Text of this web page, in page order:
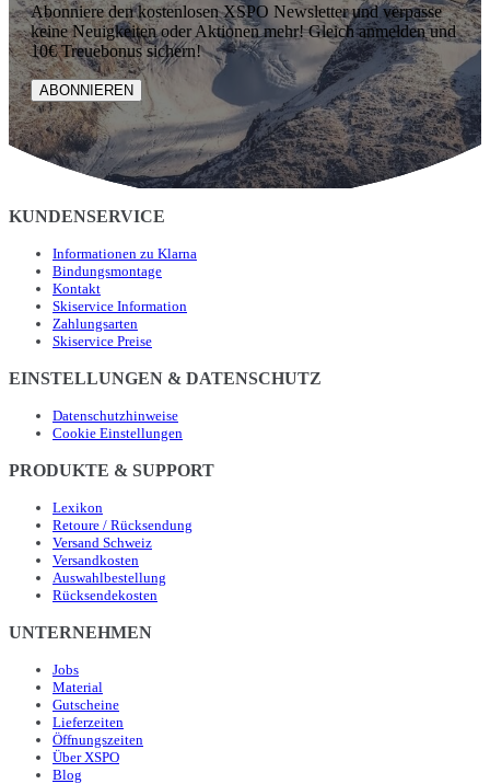
Abonniere den kostenlosen XSPO Newsletter und verpasse
keine Neuigkeiten oder Aktionen mehr! Gleich anmelden und
10€ Treuebonus sichern!
ABONNIEREN
KUNDENSERVICE
Informationen zu Klarna
Bindungsmontage
Kontakt
Skiservice Information
Zahlungsarten
Skiservice Preise
EINSTELLUNGEN & DATENSCHUTZ
Datenschutzhinweise
Cookie Einstellungen
PRODUKTE & SUPPORT
Lexikon
Retoure / Rücksendung
Versand Schweiz
Versandkosten
Auswahlbestellung
Rücksendekosten
UNTERNEHMEN
Jobs
Material
Gutscheine
Lieferzeiten
Öffnungszeiten
Über XSPO
Blog